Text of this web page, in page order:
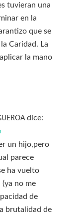
tuvieran una
en la
que se
Caridad. La
la mano
dice:
un hijo,pero
parece
ha vuelto
no me
de
brutalidad de